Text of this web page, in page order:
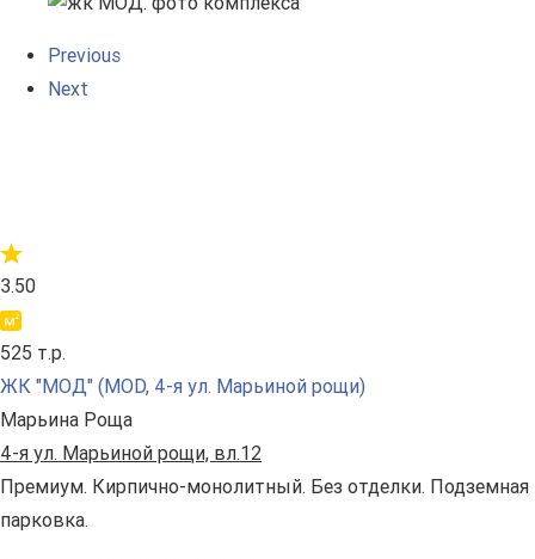
Previous
Next
3.50
525 т.р.
ЖК "МОД" (MOD, 4-я ул. Марьиной рощи)
Марьина Роща
4-я ул. Марьиной рощи, вл.12
Премиум. Кирпично-монолитный. Без отделки. Подземная
парковка.